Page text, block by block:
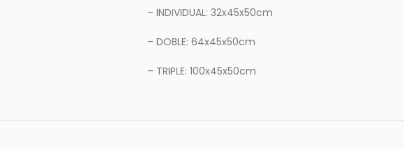
– INDIVIDUAL: 32x45x50cm
– DOBLE: 64x45x50cm
– TRIPLE: 100x45x50cm